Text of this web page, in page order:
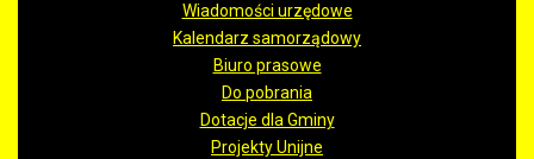
Wiadomości urzędowe
Kalendarz samorządowy
Biuro prasowe
Do pobrania
Dotacje dla Gminy
Projekty Unijne